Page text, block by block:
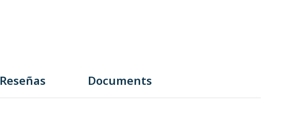
Reseñas Documents